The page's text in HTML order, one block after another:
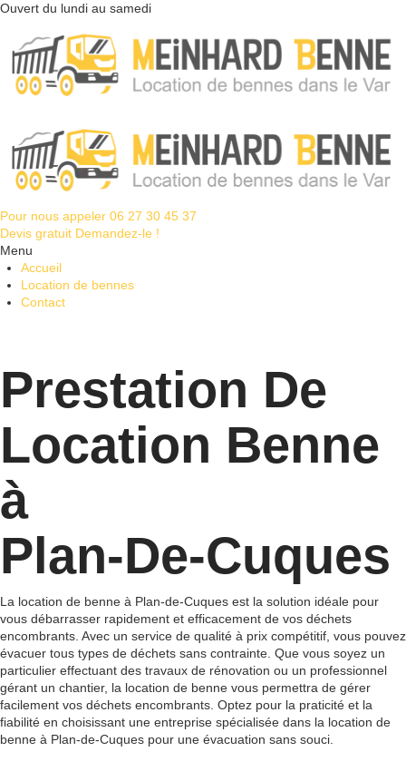
Ouvert du lundi au samedi
Pour nous appeler 06 27 30 45 37
Devis gratuit Demandez-le !
Menu
Accueil
Location de bennes
Contact
Prestation De
Location Benne
à
Plan‑De‑Cuques
La location de benne à Plan-de-Cuques est la solution idéale pour
vous débarrasser rapidement et efficacement de vos déchets
encombrants. Avec un service de qualité à prix compétitif, vous pouvez
évacuer tous types de déchets sans contrainte. Que vous soyez un
particulier effectuant des travaux de rénovation ou un professionnel
gérant un chantier, la location de benne vous permettra de gérer
facilement vos déchets encombrants. Optez pour la praticité et la
fiabilité en choisissant une entreprise spécialisée dans la location de
benne à Plan-de-Cuques pour une évacuation sans souci.